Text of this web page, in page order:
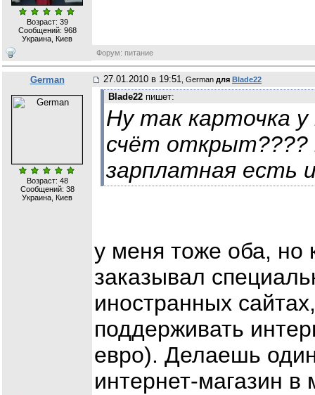
Возраст: 39
Сообщений: 968
Украина, Киев
Форум: питание
German 27.01.2010 в 19:51 , German для Blade22
Возраст: 48
Сообщений: 38
Украина, Киев
Blade22пишет:
Ну так карточка
счёт открыт????
зарплатная есть
у меня тоже оба, но
заказывал
иностранных
поддерживать
евро). Делаешь
интернет-магазин в